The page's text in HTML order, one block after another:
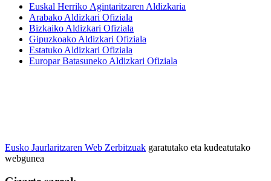
Euskal Herriko Agintaritzaren Aldizkaria
Arabako Aldizkari Ofiziala
Bizkaiko Aldizkari Ofiziala
Gipuzkoako Aldizkari Ofiziala
Estatuko Aldizkari Ofiziala
Europar Batasuneko Aldizkari Ofiziala
Eusko Jaurlaritzaren Web Zerbitzuak garatutako eta kudeatutako
webgunea